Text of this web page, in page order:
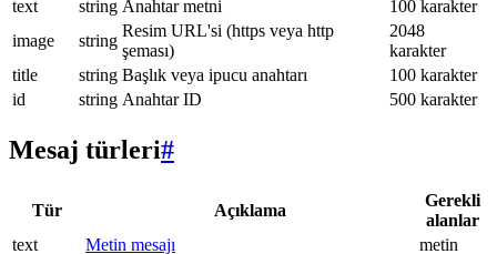
text
string Anahtar metni
100 karakter
image
string
Resim URL'si (https veya http
şeması)
2048
karakter
title
string Başlık veya ipucu anahtarı
100 karakter
id
string Anahtar ID 500 karakter
Mesaj türleri#
Tür Açıklama
Gerekli
alanlar
text
Metin mesajı
metin